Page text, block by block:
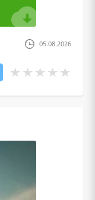
05.08.2026